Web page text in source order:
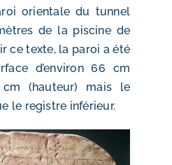
orientale du tunnel
de la piscine de
ce texte, la paroi a été
d’environ 66 cm
(hauteur) mais le
le registre inférieur.